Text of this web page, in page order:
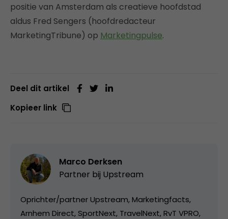
positie van Amsterdam als creatieve hoofdstad
aldus Fred Sengers (hoofdredacteur
MarketingTribune) op Marketingpulse.
Deel dit artikel
Kopieer link
Marco Derksen
Partner bij Upstream
Oprichter/partner Upstream, Marketingfacts,
Arnhem Direct, SportNext, TravelNext, RvT VPRO,